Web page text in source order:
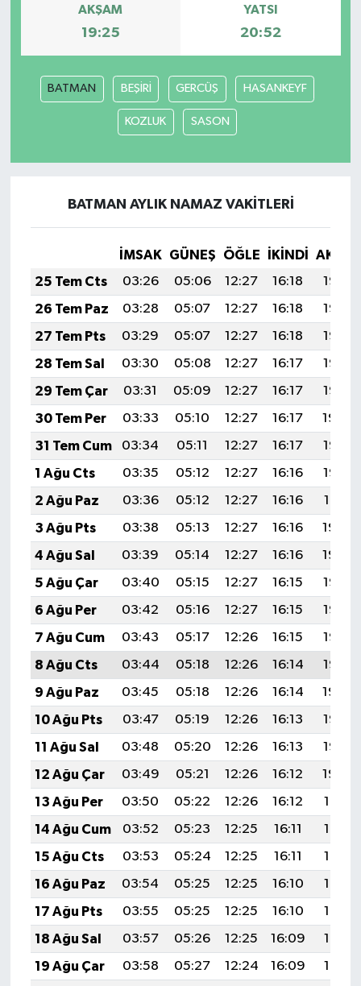
AKŞAM
19:25
YATSI
20:52
BATMAN BEŞİRİ GERCÜŞ HASANKEYF
KOZLUK SASON
BATMAN AYLIK NAMAZ VAKITLERI
İMSAK GÜNEŞ ÖĞLE İKINDI
25 Tem Cts
03:26 05:06 12:27 16:18
19:38
26 Tem Paz
03:28 05:07 12:27 16:18
19:38
27 Tem Pts
03:29 05:07 12:27 16:18
19:37
28 Tem Sal
03:30 05:08 12:27 16:17
19:36
29 Tem Çar
03:31 05:09 12:27 16:17
19:35
30 Tem Per
03:33 05:10 12:27 16:17
19:34
31 Tem Cum
03:34 05:11 12:27 16:17
19:33
1 Ağu Cts
03:35 05:12 12:27 16:16
19:32
2 Ağu Paz
03:36 05:12 12:27 16:16
19:31
3 Ağu Pts
03:38 05:13 12:27 16:16
19:30
4 Ağu Sal
03:39 05:14 12:27 16:16
19:29
5 Ağu Çar
03:40 05:15 12:27 16:15
19:28
6 Ağu Per
03:42 05:16 12:27 16:15
19:27
7 Ağu Cum
03:43 05:17 12:26 16:15
19:26
8 Ağu Cts
03:44 05:18 12:26 16:14
19:25
9 Ağu Paz
03:45 05:18 12:26 16:14
19:24
10 Ağu Pts
03:47 05:19 12:26 16:13
19:23
11 Ağu Sal
03:48 05:20 12:26 16:13
19:22
12 Ağu Çar
03:49 05:21 12:26 16:12
19:20
13 Ağu Per
03:50 05:22 12:26 16:12
19:19
14 Ağu Cum
03:52 05:23 12:25 16:11
19:18
15 Ağu Cts
03:53 05:24 12:25 16:11
19:17
16 Ağu Paz
03:54 05:25 12:25 16:10
19:15
17 Ağu Pts
03:55 05:25 12:25 16:10
19:14
18 Ağu Sal
03:57 05:26 12:25 16:09
19:13
19 Ağu Çar
03:58 05:27 12:24 16:09
19:12